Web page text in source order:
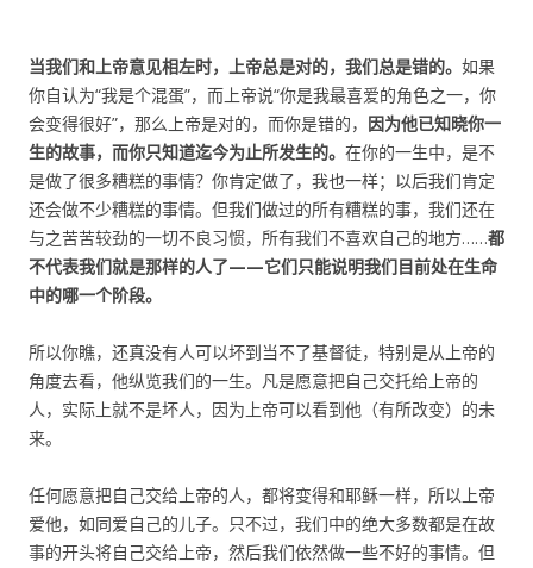
当我们和上帝意见相左时，上帝总是对的，我们总是错的。 如果
你自认为“我是个混蛋”，而上帝说“你是我最喜爱的角色之一，你
会变得很好”，那么上帝是对的，而你是错的， 因为他已知晓你一
生的故事，而你只知道迄今为止所发生的。 在你的一生中，是不
是做了很多糟糕的事情？你肯定做了，我也一样；以后我们肯定
还会做不少糟糕的事情。但我们做过的所有糟糕的事，我们还在
与之苦苦较劲的一切不良习惯，所有我们不喜欢自己的地方……都
不代表我们就是那样的人了——它们只能说明我们目前处在生命
中的哪一个阶段。
所以你瞧，还真没有人可以坏到当不了基督徒，特别是从上帝的
角度去看，他纵览我们的一生。凡是愿意把自己交托给上帝的
人，实际上就不是坏人，因为上帝可以看到他（有所改变）的未
来。
任何愿意把自己交给上帝的人，都将变得和耶稣一样，所以上帝
爱他，如同爱自己的儿子。只不过，我们中的绝大多数都是在故
事的开头将自己交给上帝，然后我们依然做一些不好的事情。但